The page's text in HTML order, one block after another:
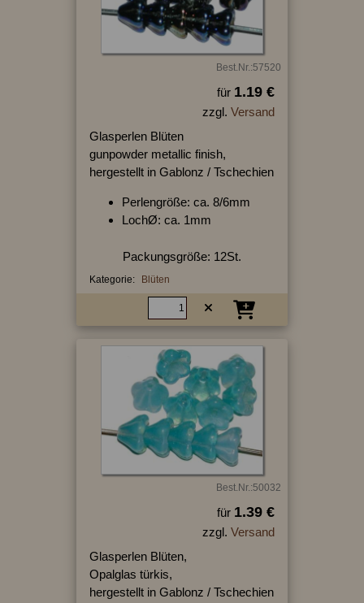
Best.Nr.:57520
für 1.19 €
zzgl. Versand
Glasperlen Blüten
gunpowder metallic finish,
hergestellt in Gablonz / Tschechien
Perlengröße: ca. 8/6mm
LochØ: ca. 1mm
Packungsgröße: 12St.
Kategorie: Blüten
Best.Nr.:50032
für 1.39 €
zzgl. Versand
Glasperlen Blüten,
Opalglas türkis,
hergestellt in Gablonz / Tschechien